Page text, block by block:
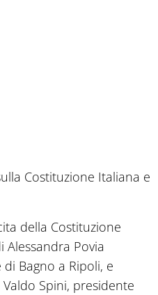
Costituzione Italiana e
della Costituzione
Povia
Bagno a Ripoli, e
Spini, presidente